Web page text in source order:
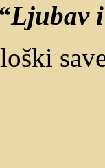
“Ljubav